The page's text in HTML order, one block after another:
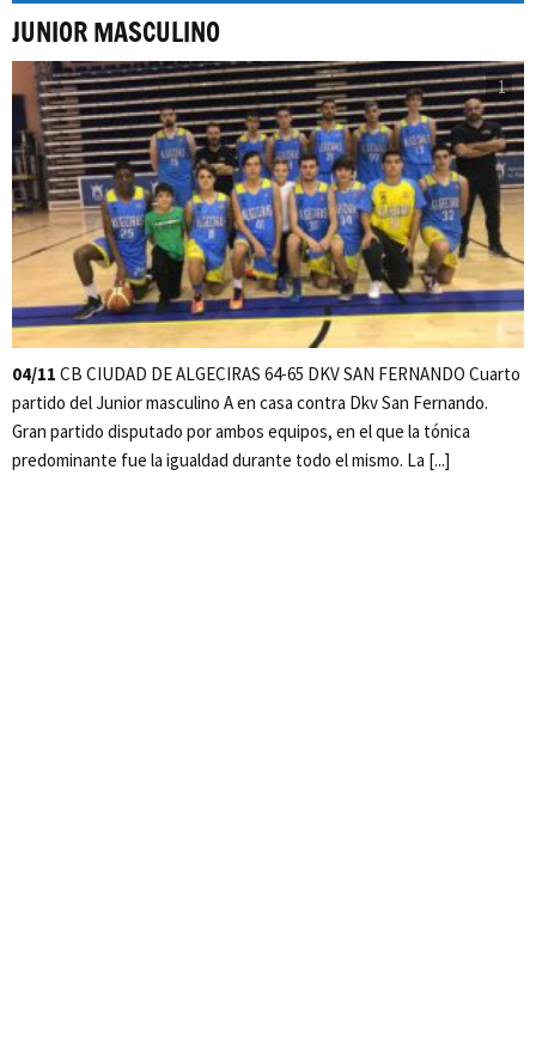
JUNIOR MASCULINO
1
04/11 CB CIUDAD DE ALGECIRAS 64-65 DKV SAN FERNANDO Cuarto
partido del Junior masculino A en casa contra Dkv San Fernando.
Gran partido disputado por ambos equipos, en el que la tónica
predominante fue la igualdad durante todo el mismo. La [...]